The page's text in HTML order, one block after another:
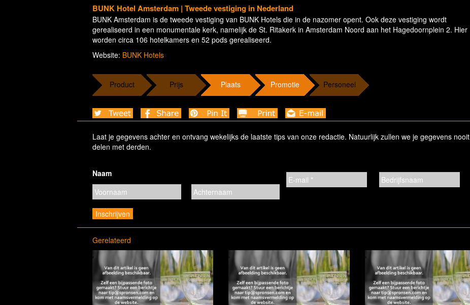
BUNK Hotel Amsterdam | Tweede vestiging in Nederland
BUNK Amsterdam is de tweede vestiging van BUNK Hotels die in de nazomer opent. Ook deze vestiging wordt
gerealiseerd in een monumentale kerk, namelijk de St. Ritakerk in Amsterdam Noord aan het Hagedoornplein 2. Hier
worden circa 106 hotelkamers en 52 pods gerealiseerd.
Website: BUNK Hotels
Product Prijs Plaats Promotie Personeel
Laat je gegevens achter en ontvang wekelijks de laatste tips van onze redactie. Natuurlijk zullen we je gegevens nooit
delen met derden.
Naam
Gerelateerd